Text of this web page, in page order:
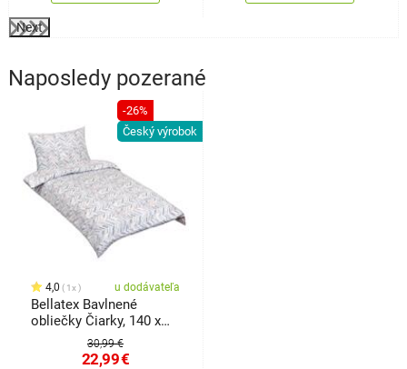
Next
Naposledy pozerané
-26%
Český výrobok
4,0 1x u dodávateľa
Bellatex Bavlnené
obliečky Čiarky, 140 x
200 cm, 70 x 90 cm
30,99 €
22,99€